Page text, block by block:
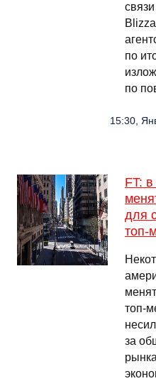
по
по
15:30,
FT:
для
топ-
топ-
за